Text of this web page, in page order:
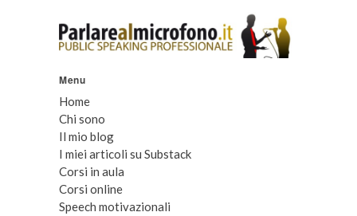
Menu
Home
Chi sono
Il mio blog
I miei articoli su Substack
Corsi in aula
Corsi online
Speech motivazionali